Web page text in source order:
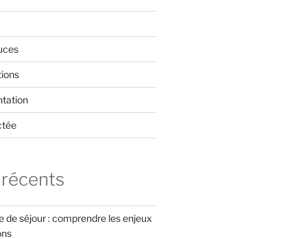
de séjour : comprendre les enjeux